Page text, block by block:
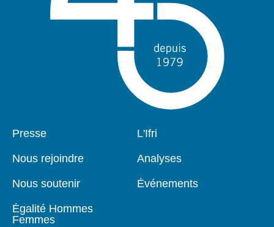
Pied
Presse
Nous rejoindre
Nous soutenir
Égalité Hommes
Femmes
Navigation
L'Ifri
Analyses
Événements